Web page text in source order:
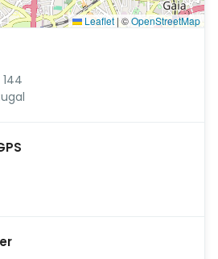
Leaflet |©OpenStreetMap